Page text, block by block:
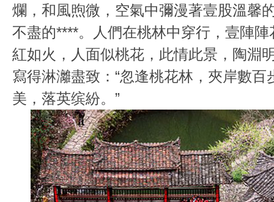
爛，和風煦微，空氣中彌漫著壹股溫馨
不盡的****。人們在桃林中穿行，壹陣
紅如火，人面似桃花，此情此景，陶淵
寫得淋灕盡致：“忽逢桃花林，夾岸數
美，落英缤紛。”